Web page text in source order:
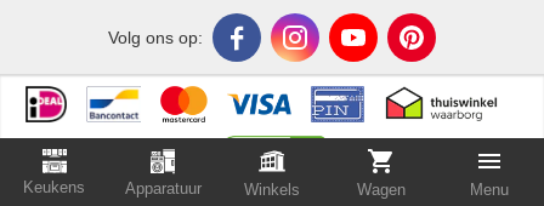
Keukens Apparatuur Winkels Wagen Menu
Volg ons op: